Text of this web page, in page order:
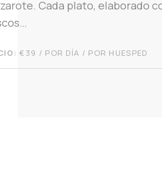
Cada plato, elaborado
€ 39 / POR DÍA / POR HUESPED